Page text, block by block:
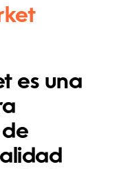
es una